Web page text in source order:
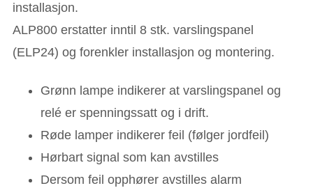
installasjon.
ALP800 erstatter inntil 8 stk. varslingspanel
(ELP24) og forenkler installasjon og montering.
Grønn lampe indikerer at varslingspanel og
relé er spenningssatt og i drift.
Røde lamper indikerer feil (følger jordfeil)
Hørbart signal som kan avstilles
Dersom feil opphører avstilles alarm